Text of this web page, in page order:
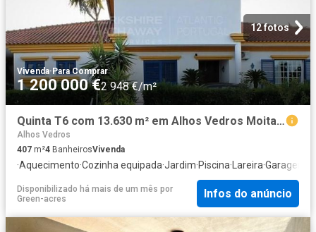
12 fotos
Vivenda·Para Comprar
1 200 000 €2 948 €/m²
Quinta T6 com 13.630 m² em Alhos Vedros Moita Setúbal 407m² Alhos Vedros
Alhos Vedros
407 m²4 BanheirosVivenda
·Aquecimento·Cozinha equipada·Jardim·Piscina· Lareira·Garagem
Disponibilizado há mais de um mês por
Green-acres
Infos do anúncio